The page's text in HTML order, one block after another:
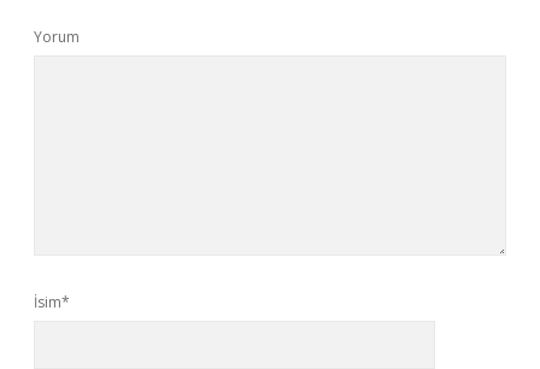
Yorum
İsim*